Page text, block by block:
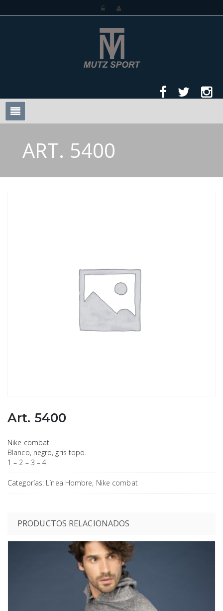
Mutz Sport
ART. 5400
Art. 5400
Nike combat
Blanco, negro, gris topo.
1 – 2 – 3 – 4
Categorías: Línea Hombre, Nike combat
PRODUCTOS RELACIONADOS